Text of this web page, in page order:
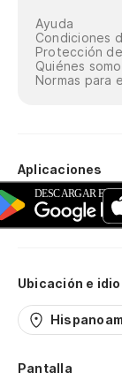
Ayuda
Condiciones
Protección
Quiénes
Normas para
Aplicaciones
Ubicación e
Pantalla